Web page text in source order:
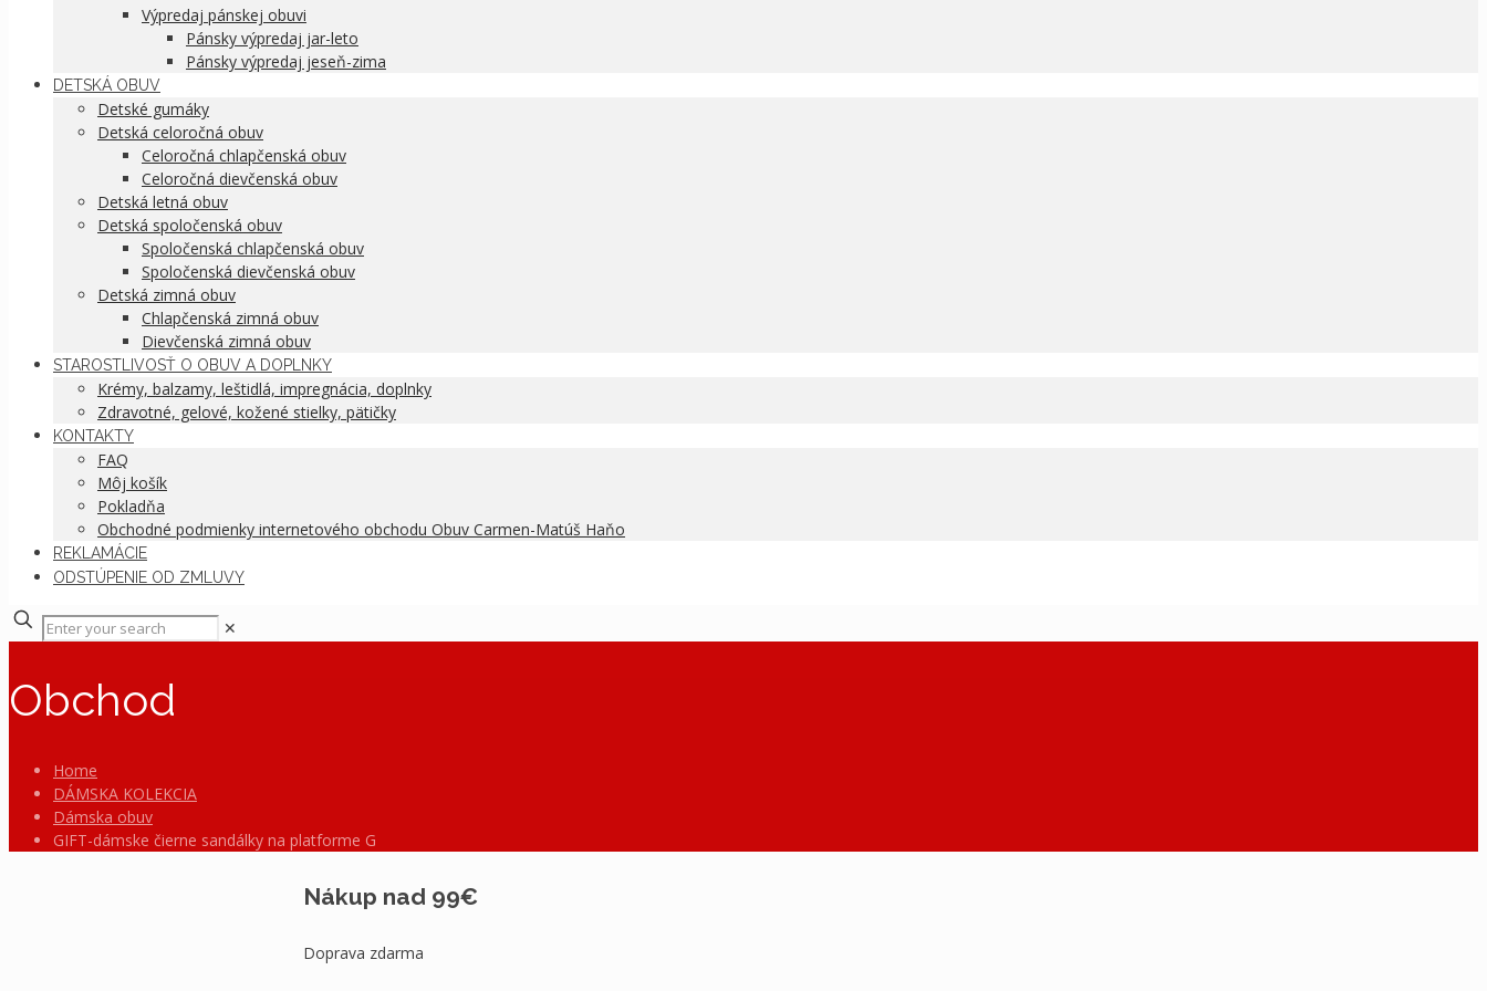
Výpredaj pánskej obuvi
Pánsky výpredaj jar-leto
Pánsky výpredaj jeseň-zima
DETSKÁ OBUV
Detské gumáky
Detská celoročná obuv
Celoročná chlapčenská obuv
Celoročná dievčenská obuv
Detská letná obuv
Detská spoločenská obuv
Spoločenská chlapčenská obuv
Spoločenská dievčenská obuv
Detská zimná obuv
Chlapčenská zimná obuv
Dievčenská zimná obuv
STAROSTLIVOSŤ O OBUV A DOPLNKY
Krémy, balzamy, leštidlá, impregnácia, doplnky
Zdravotné, gelové, kožené stielky, pätičky
KONTAKTY
FAQ
Môj košík
Pokladňa
Obchodné podmienky internetového obchodu Obuv Carmen-Matúš Haňo
REKLAMÁCIE
ODSTÚPENIE OD ZMLUVY
✕
Obchod
Home
DÁMSKA KOLEKCIA
Dámska obuv
GIFT-dámske čierne sandálky na platforme G
Nákup nad 99€
Doprava zdarma